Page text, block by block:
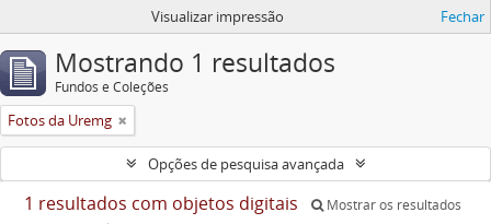
Visualizar impressão Fechar
Mostrando 1 resultados
Fundos e Coleções
Fotos da Uremg
Opções de pesquisa avançada
1 resultados com objetos digitais
Mostrar os resultados